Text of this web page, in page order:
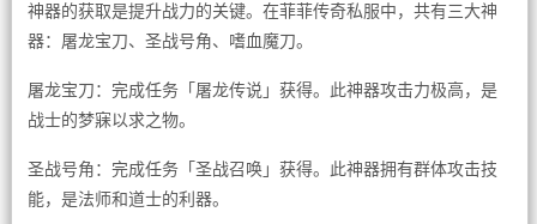
神器的获取是提升战力的关键。在菲菲传奇私服中，共有三大神
器：屠龙宝刀、圣战号角、嗜血魔刀。
屠龙宝刀：完成任务「屠龙传说」获得。此神器攻击力极高，是
战士的梦寐以求之物。
圣战号角：完成任务「圣战召唤」获得。此神器拥有群体攻击技
能，是法师和道士的利器。